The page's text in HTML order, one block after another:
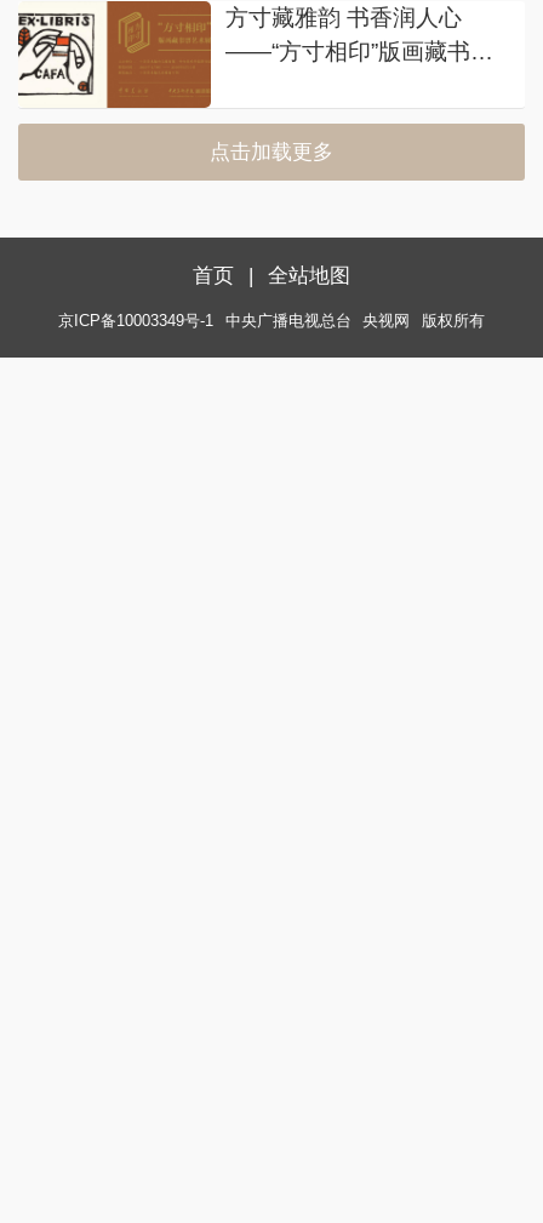
方寸藏雅韵 书香润人心
——“方寸相印”版画藏书票
点击加载更多
首页 | 全站地图
京ICP备10003349号-1 中央广播电视总台 央视网 版权所有